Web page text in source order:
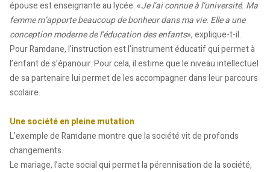
épouse est enseignante au lycée. «Je l’ai connue à l’université. Ma
femme m’apporte beaucoup de bonheur dans ma vie. Elle a une
conception moderne de l’éducation des enfants», explique-t-il.
Pour Ramdane, l’instruction est l’instrument éducatif qui permet à
l’enfant de s’épanouir. Pour cela, il estime que le niveau intellectuel
de sa partenaire lui permet de les accompagner dans leur parcours
scolaire.
Une société en pleine mutation
L’exemple de Ramdane montre que la société vit de profonds
changements.
Le mariage, l’acte social qui permet la pérennisation de la société,